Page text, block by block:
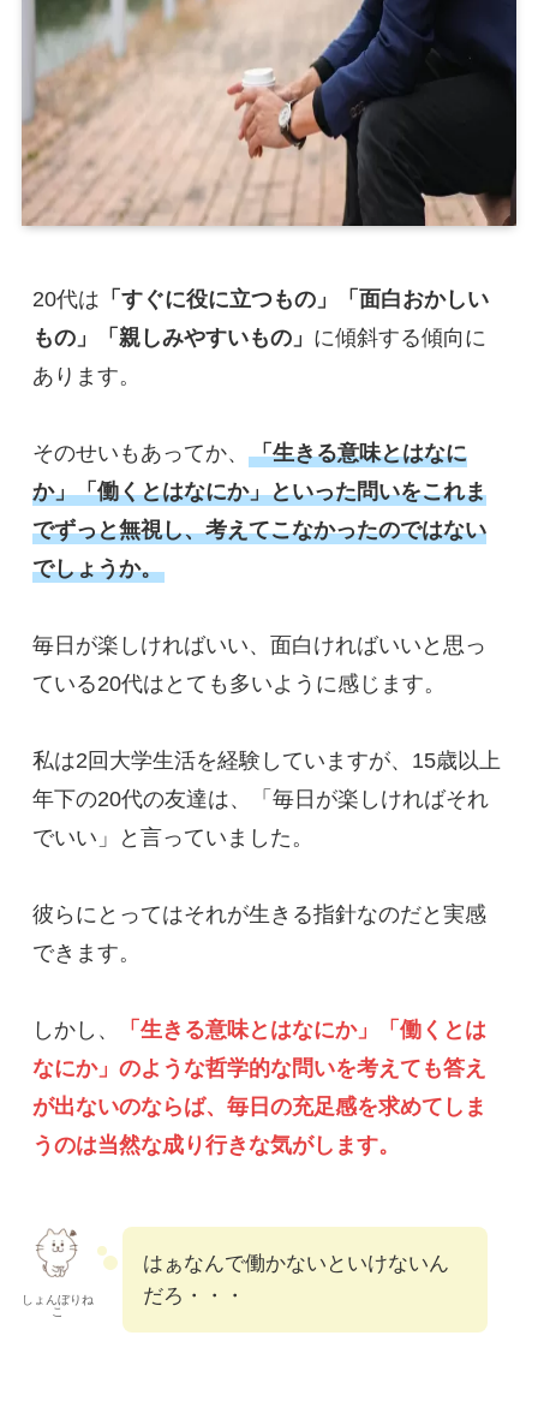
20代は 「すぐに役に立つもの」「面白おかしい
もの」「親しみやすいもの」 に傾斜する傾向に
あります。
そのせいもあってか、 「生きる意味とはなに
か」「働くとはなにか」といった問いをこれま
でずっと無視し、考えてこなかったのではない
でしょうか。
毎日が楽しければいい、面白ければいいと思っ
ている20代はとても多いように感じます。
私は2回大学生活を経験していますが、15歳以上
年下の20代の友達は、「毎日が楽しければそれ
でいい」と言っていました。
彼らにとってはそれが生きる指針なのだと実感
できます。
しかし、
「生きる意味とはなにか」「働くとは
なにか」のような哲学的な問いを考えても答え
が出ないのならば、毎日の充足感を求めてしま
うのは当然な成り行きな気がします。
しょんぼりね
こ
はぁなんで働かないといけないん
だろ・・・